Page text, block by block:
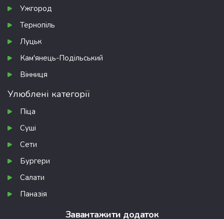
Ужгород
Тернопіль
Луцьк
Кам'янець-Подільський
Вінниця
Улюблені категорії
Піца
Суші
Сети
Бургери
Салати
Паназія
Завантажити додаток